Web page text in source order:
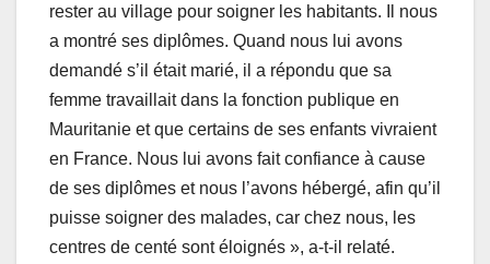
rester au village pour soigner les habitants. Il nous
a montré ses diplômes. Quand nous lui avons
demandé s’il était marié, il a répondu que sa
femme travaillait dans la fonction publique en
Mauritanie et que certains de ses enfants vivraient
en France. Nous lui avons fait confiance à cause
de ses diplômes et nous l’avons hébergé, afin qu’il
puisse soigner des malades, car chez nous, les
centres de centé sont éloignés », a-t-il relaté.